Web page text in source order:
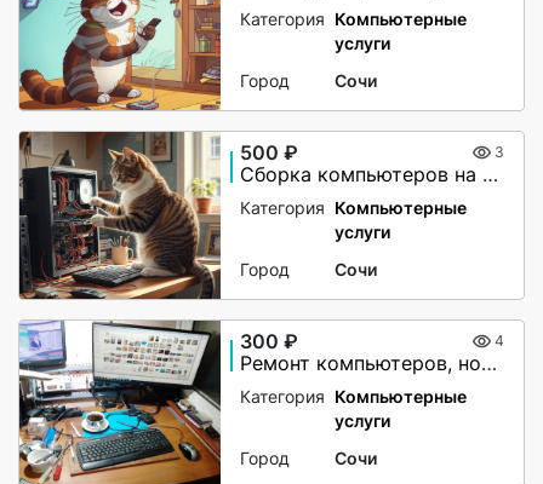
Категория Компьютерные
услуги
Город
Сочи
500 ₽ 3
Сборка компьютеров на заказ
Категория Компьютерные
услуги
Город
Сочи
300 ₽ 4
Ремонт компьютеров, ноутбуков. Установка программ
Категория Компьютерные
услуги
Город
Сочи